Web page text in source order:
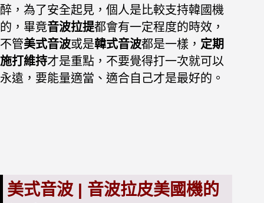
醉，為了安全起見，個人是比較支持韓國機
的，畢竟音波拉提都會有一定程度的時效，
不管美式音波或是韓式音波都是一樣， 定期
施打維持才是重點，不要覺得打一次就可以
永遠，要能量適當、適合自己才是最好的。
美式音波 | 音波拉皮美國機的